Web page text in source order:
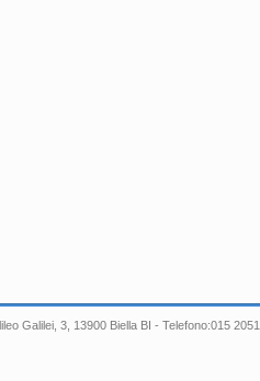
Galilei, 3, 13900 Biella BI - Telefono:015